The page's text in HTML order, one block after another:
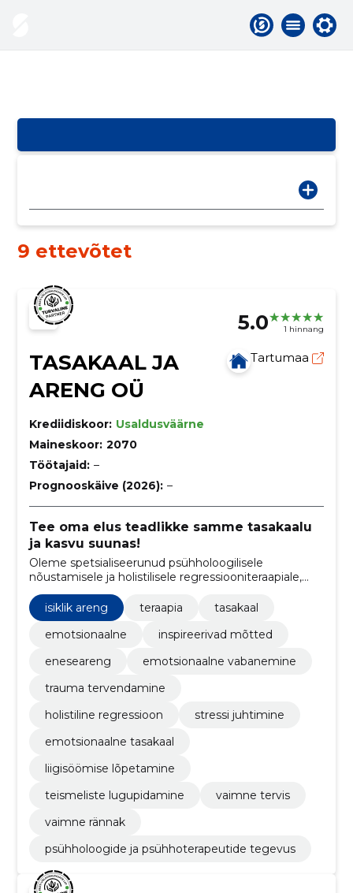
9 ettevõtet
5.0 1 hinnang
TASAKAAL JA
ARENG OÜ
Tartumaa
Krediidiskoor: Usaldusväärne
Maineskoor: 2070
Töötajaid: –
Prognooskäive (2026): –
Tee oma elus teadlikke samme tasakaalu
ja kasvu suunas!
Oleme spetsialiseerunud psühholoogilisele
nõustamisele ja holistilisele regressiooniteraapiale,
aidates klientidel tõsta teadlikkust ja saavutada
emotsionaalset tasakaalu.
isiklik areng teraapia
tasakaal
emotsionaalne
inspireerivad mõtted
eneseareng
emotsionaalne vabanemine
trauma tervendamine
holistiline regressioon
stressi juhtimine
emotsionaalne tasakaal
liigisöömise lõpetamine
teismeliste lugupidamine
vaimne tervis
vaimne rännak
psühholoogide ja psühhoterapeutide tegevus